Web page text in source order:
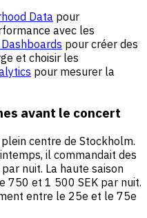
Data pour
avec les
pour créer des
et choisir les
pour mesurer la
avant le concert
centre de Stockholm.
il commandait des
nuit. La haute saison
750 et 1 500 SEK par nuit.
entre le 25e et le 75e